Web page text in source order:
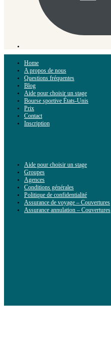
Home
A propos de nous
Questions fréquentes
Blog
Aide pour choisir un stage
Bourse sportive États-Unis
Prix
Contact
Inscription
Aide pour choisir un stage
Groupes
Agences
Conditions générales
Politique de confidentialité
Assurance de voyage – Couvertures
Assurance annulation – Couvertures